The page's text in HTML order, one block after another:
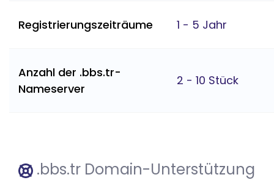
Registrierungszeiträume 1 - 5 Jahr
Anzahl der .bbs.tr-
Nameserver
2 - 10 Stück
.bbs.tr Domain-Unterstützung